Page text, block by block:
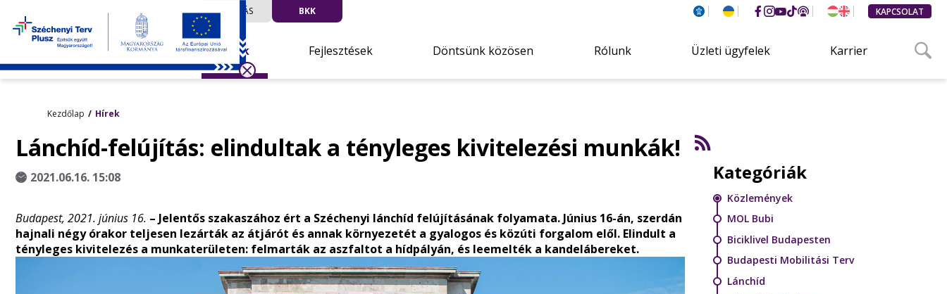
UTAZÁS BKK KAPCSOLAT
Hírek Fejlesztések Döntsünk közösen Rólunk Üzleti ügyfelek Karrier
Kezdőlap Hírek
Lánchíd-felújítás: elindultak a tényleges kivitelezési munkák!
2021.06.16. 15:08
Budapest, 2021. június 16. – Jelentős szakaszához ért a Széchenyi lánchíd felújításának folyamata. Június 16-án, szerdán
hajnali négy órakor teljesen lezárták az átjárót és annak környezetét a gyalogos és közúti forgalom elől. Elindult a
tényleges kivitelezés a munkaterületen: felmarták az aszfaltot a hídpályán, és leemelték a kandelábereket.
Kategóriák
Közlemények
MOL Bubi
Biciklivel Budapesten
Budapesti Mobilitási Terv
Lánchíd